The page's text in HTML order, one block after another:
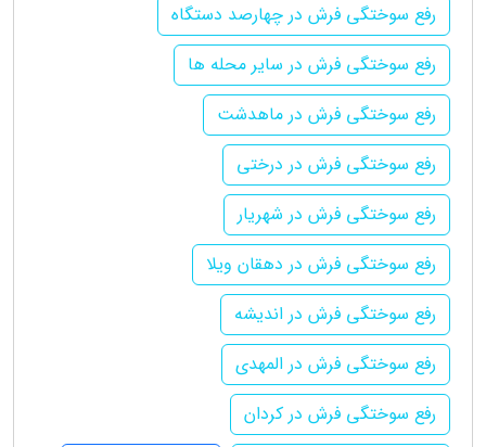
رفع سوختگی فرش در چهارصد دستگاه
رفع سوختگی فرش در سایر محله ها
رفع سوختگی فرش در ماهدشت
رفع سوختگی فرش در درختی
رفع سوختگی فرش در شهریار
رفع سوختگی فرش در دهقان ویلا
رفع سوختگی فرش در اندیشه
رفع سوختگی فرش در المهدی
رفع سوختگی فرش در کردان